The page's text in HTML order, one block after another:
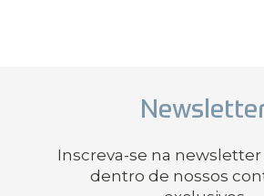
Inscreva-se na
dentro de nossos